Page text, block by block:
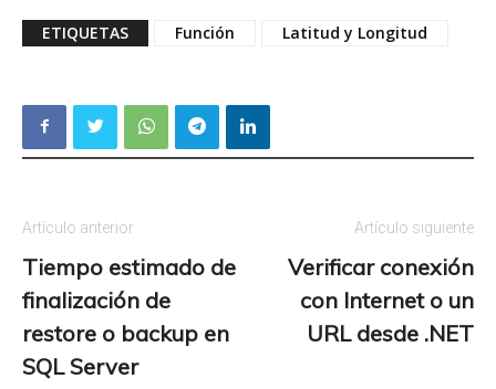
ETIQUETAS Función Latitud y Longitud
Artículo anterior
Tiempo estimado de
finalización de
restore o backup en
SQL Server
Artículo siguiente
Verificar conexión
con Internet o un
URL desde .NET